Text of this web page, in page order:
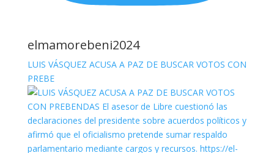
elmamorebeni2024
LUIS VÁSQUEZ ACUSA A PAZ DE BUSCAR VOTOS CON
PREBE